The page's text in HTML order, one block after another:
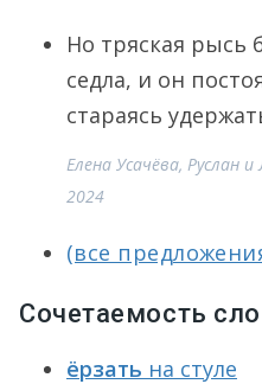
Но тряская рысь
седла, и он
стараясь
Елена Усачёва, Руслан
2024
(все
Сочетаемость
ёрзать на стуле